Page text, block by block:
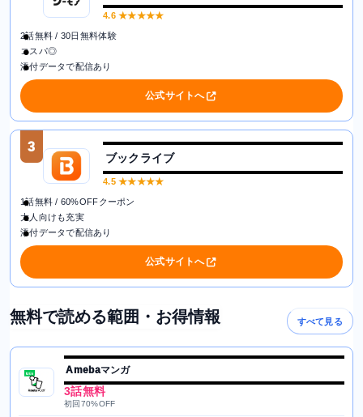
4.6★★★★★
2話無料 / 30日無料体験
コスパ◎
添付データで配信あり
公式サイトへ
3
ブックライブ
4.5★★★★★
1話無料 / 60%OFFクーポン
大人向けも充実
添付データで配信あり
公式サイトへ
無料で読める範囲・お得情報 すべて見る
Amebaマンガ
3話無料
初回70%OFF